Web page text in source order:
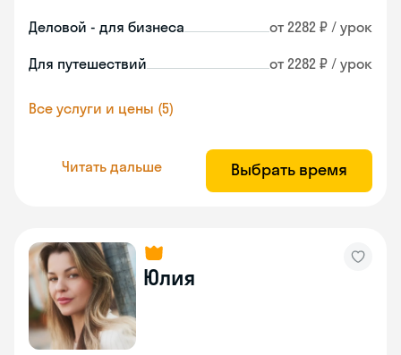
Деловой - для бизнеса от 2282 ₽ / урок
Для путешествий от 2282 ₽ / урок
Все услуги и цены (5)
Читать дальше Выбрать время
Юлия